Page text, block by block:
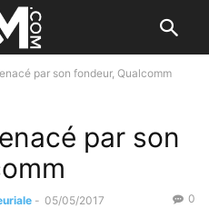
par son fondeur, Qualcomm
par son
- 05/05/2017 0